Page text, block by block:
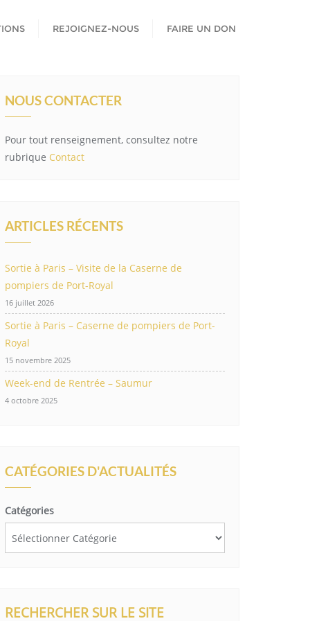
REJOIGNEZ-NOUS FAIRE UN DON
NOUS CONTACTER
Pour tout renseignement, consultez notre
rubrique Contact
ARTICLES RÉCENTS
Sortie à Paris – Visite de la Caserne de
pompiers de Port-Royal
16 juillet 2026
Sortie à Paris – Caserne de pompiers de Port-
Royal
15 novembre 2025
Week-end de Rentrée – Saumur
4 octobre 2025
CATÉGORIES D'ACTUALITÉS
Catégories
RECHERCHER SUR LE SITE